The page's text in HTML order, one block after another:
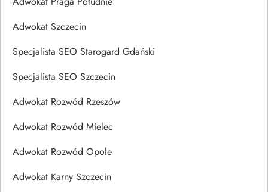
Adwokat Szczecin
Specjalista SEO Starogard Gdański
Specjalista SEO Szczecin
Adwokat Rozwód Rzeszów
Adwokat Rozwód Mielec
Adwokat Rozwód Opole
Adwokat Karny Szczecin